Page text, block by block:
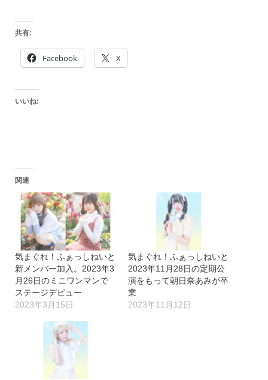
共有:
Facebook X
いいね:
関連
気まぐれ！ふぁっしねいと
新メンバー加入。2023年3
月26日のミニワンマンで
ステージデビュー
2023年3月15日
気まぐれ！ふぁっしねいと
2023年11月28日の定期公
演をもって朝日奈あみが卒
業
2023年11月12日